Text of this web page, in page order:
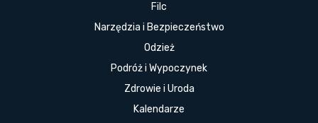
Filc
Narzędzia i Bezpieczeństwo
Odzież
Podróż i Wypoczynek
Zdrowie i Uroda
Kalendarze